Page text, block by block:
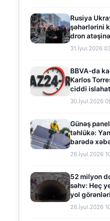
Rusiya
şəhərlərini
dron
31.İyul.2026
BBVA-da
Karlos
ciddi
30.İyul.2026
Günəş
təhlükə:
barədə
26.İyul.2026
52 milyon
səhv: Heç
yol
26.İyul.2026